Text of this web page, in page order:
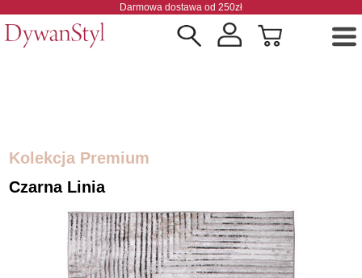
Darmowa dostawa od 250zł
Kolekcja Premium
Czarna Linia